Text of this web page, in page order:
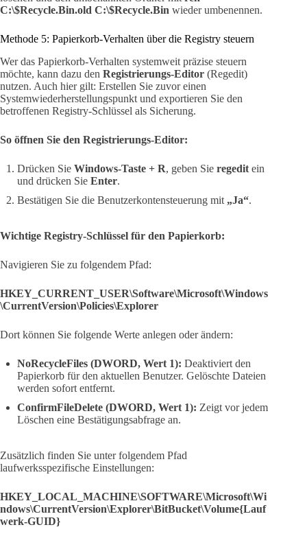
C:\$Recycle.Bin.old C:\$Recycle.Bin wieder umbenennen.
Methode 5: Papierkorb-Verhalten über die Registry steuern
Wer das Papierkorb-Verhalten systemweit präzise steuern
möchte, kann dazu den Registrierungs-Editor (Regedit)
nutzen. Auch hier gilt: Erstellen Sie zuvor einen
Systemwiederherstellungspunkt und exportieren Sie den
betroffenen Registry-Schlüssel als Sicherung.
So öffnen Sie den Registrierungs-Editor:
Drücken Sie Windows-Taste + R, geben Sie regedit ein
und drücken Sie Enter.
Bestätigen Sie die Benutzerkontensteuerung mit „Ja“.
Wichtige Registry-Schlüssel für den Papierkorb:
Navigieren Sie zu folgendem Pfad:
HKEY_CURRENT_USER\Software\Microsoft\Windows
\CurrentVersion\Policies\Explorer
Dort können Sie folgende Werte anlegen oder ändern:
NoRecycleFiles (DWORD, Wert 1): Deaktiviert den
Papierkorb für den aktuellen Benutzer. Gelöschte Dateien
werden sofort entfernt.
ConfirmFileDelete (DWORD, Wert 1): Zeigt vor jedem
Löschen eine Bestätigungsabfrage an.
Zusätzlich finden Sie unter folgendem Pfad
laufwerksspezifische Einstellungen:
HKEY_LOCAL_MACHINE\SOFTWARE\Microsoft\Wi
ndows\CurrentVersion\Explorer\BitBucket\Volume{Lauf
werk-GUID}